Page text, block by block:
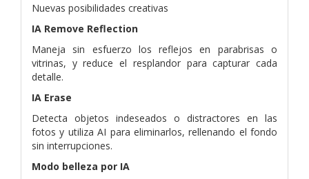
Nuevas posibilidades creativas
IA Remove Reflection
Maneja sin esfuerzo los reflejos en parabrisas o
vitrinas, y reduce el resplandor para capturar cada
detalle.
IA Erase
Detecta objetos indeseados o distractores en las
fotos y utiliza AI para eliminarlos, rellenando el fondo
sin interrupciones.
Modo belleza por IA